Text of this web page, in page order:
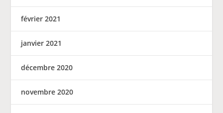
février 2021
janvier 2021
décembre 2020
novembre 2020